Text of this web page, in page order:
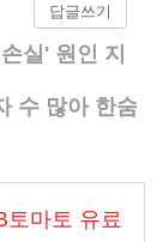
답글쓰기
실' 원인 지
수 많아 한숨
토마토 유료